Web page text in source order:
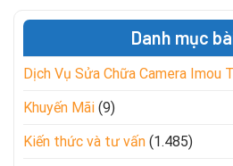
Danh mục
Dịch Vụ Sửa Chữa Camera Imou
Khuyến Mãi (9)
Kiến thức và tư vấn (1.485)